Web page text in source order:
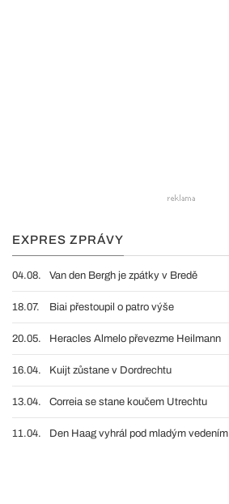
EXPRES ZPRÁVY
04.08. Van den Bergh je zpátky v Bredě
18.07. Biai přestoupil o patro výše
20.05. Heracles Almelo převezme Heilmann
16.04. Kuijt zůstane v Dordrechtu
13.04. Correia se stane koučem Utrechtu
11.04. Den Haag vyhrál pod mladým vedením